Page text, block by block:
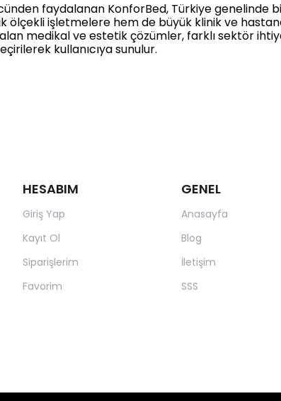
faydalanan KonforBed, Türkiye genelinde
ölçekli işletmelere hem de büyük klinik ve
medikal ve estetik çözümler, farklı sektör
kullanıcıya sunulur.
HESABIM
Giriş Yap
Kayıt Ol
Siparişlerim
Favorim
GENEL
Anasayfa
Blog
İletişim
SSS